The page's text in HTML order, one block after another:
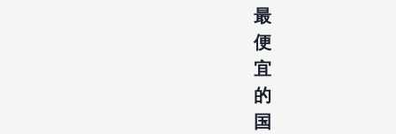
宜
的
国
外
托
管
主
机
最
便
宜
的
国